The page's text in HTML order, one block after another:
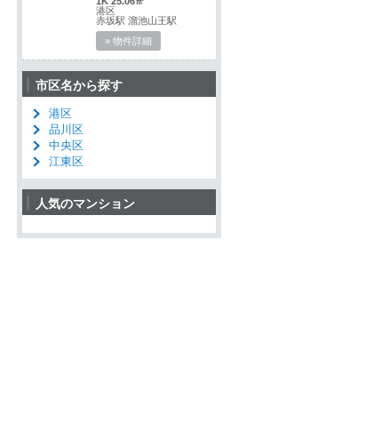
港区
赤坂駅 溜池山王駅
» 物件詳細
市区名から探す
港区
品川区
中央区
江東区
人気のマンション